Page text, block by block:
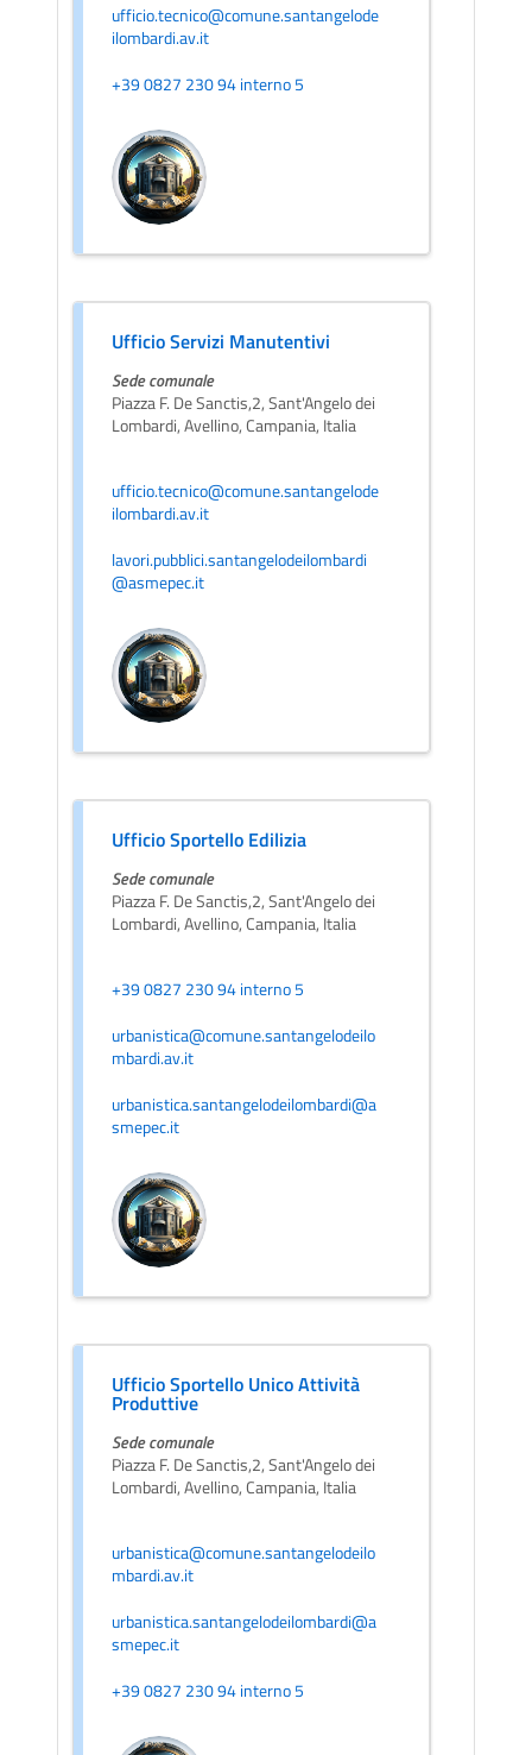
ufficio.tecnico@comune.santangelode
ilombardi.av.it
+39 0827 230 94 interno 5
Ufficio Servizi Manutentivi
Sede comunale
Piazza F. De Sanctis,2, Sant'Angelo dei
Lombardi, Avellino, Campania, Italia
ufficio.tecnico@comune.santangelode
ilombardi.av.it
lavori.pubblici.santangelodeilombardi
@asmepec.it
Ufficio Sportello Edilizia
Sede comunale
Piazza F. De Sanctis,2, Sant'Angelo dei
Lombardi, Avellino, Campania, Italia
+39 0827 230 94 interno 5
urbanistica@comune.santangelodeilo
mbardi.av.it
urbanistica.santangelodeilombardi@a
smepec.it
Ufficio Sportello Unico Attività
Produttive
Sede comunale
Piazza F. De Sanctis,2, Sant'Angelo dei
Lombardi, Avellino, Campania, Italia
urbanistica@comune.santangelodeilo
mbardi.av.it
urbanistica.santangelodeilombardi@a
smepec.it
+39 0827 230 94 interno 5